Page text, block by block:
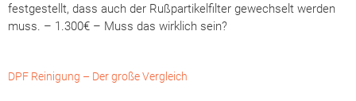
festgestellt, dass auch der Rußpartikelfilter gewechselt werden
muss. – 1.300€ – Muss das wirklich sein?
DPF Reinigung – Der große Vergleich